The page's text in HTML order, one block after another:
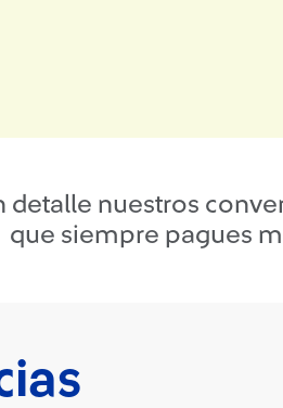
detalle nuestros
que siempre pagues